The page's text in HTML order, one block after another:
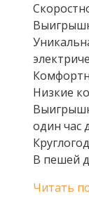
Низкие
один час
В пешей
Читать